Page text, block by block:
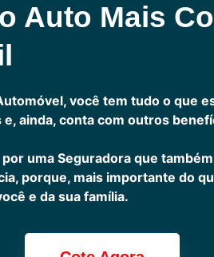
Auto Mais
você tem tudo o que
ainda, conta com outros
uma Seguradora que
porque, mais importante do
e da sua família.